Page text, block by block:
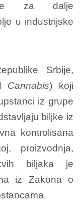
za dalje
u industrijske
Srbije,
Cannabis) koji
iz grupe
biljke iz
kontrolisana
proizvodnja,
biljaka je
iz Zakona o